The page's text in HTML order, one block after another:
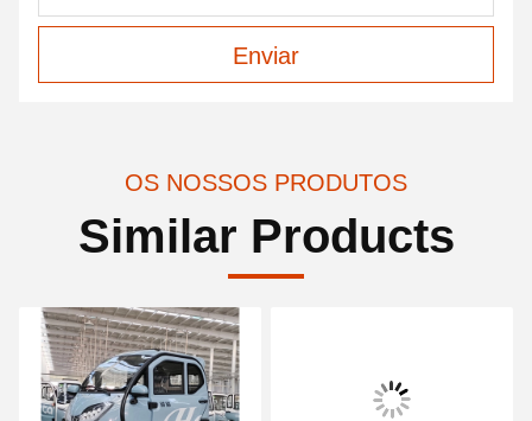
Enviar
OS NOSSOS PRODUTOS
Similar Products